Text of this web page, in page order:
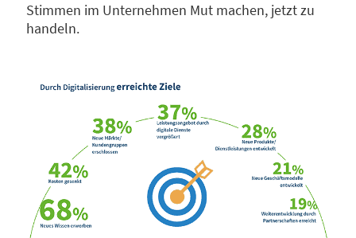
Stimmen im Unternehmen Mut machen, jetzt zu
handeln.